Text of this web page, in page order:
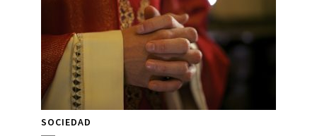
SOCIEDAD